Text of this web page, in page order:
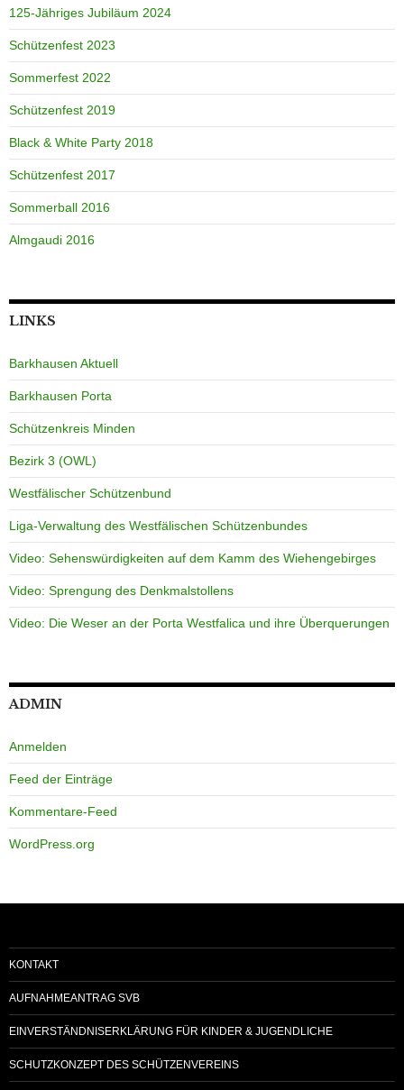
125-Jähriges Jubiläum 2024
Schützenfest 2023
Sommerfest 2022
Schützenfest 2019
Black & White Party 2018
Schützenfest 2017
Sommerball 2016
Almgaudi 2016
LINKS
Barkhausen Aktuell
Barkhausen Porta
Schützenkreis Minden
Bezirk 3 (OWL)
Westfälischer Schützenbund
Liga-Verwaltung des Westfälischen Schützenbundes
Video: Sehenswürdigkeiten auf dem Kamm des Wiehengebirges
Video: Sprengung des Denkmalstollens
Video: Die Weser an der Porta Westfalica und ihre Überquerungen
ADMIN
Anmelden
Feed der Einträge
Kommentare-Feed
WordPress.org
KONTAKT
AUFNAHMEANTRAG SVB
EINVERSTÄNDNISERKLÄRUNG FÜR KINDER & JUGENDLICHE
SCHUTZKONZEPT DES SCHÜTZENVEREINS